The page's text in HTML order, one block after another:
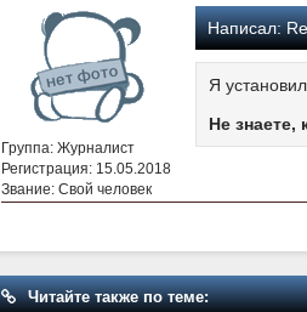
Группа: Журналист
Регистрация: 15.05.2018
Звание: Свой человек
Написал:
Я
Не знаете,
Читайте также по теме: